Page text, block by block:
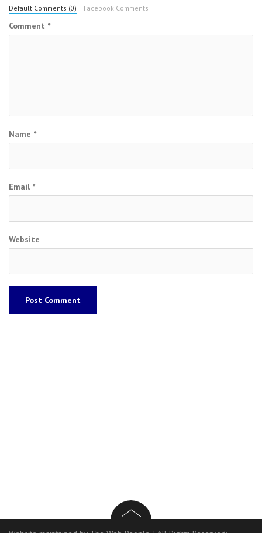
Default Comments (0) Facebook Comments
Comment *
Name *
Email *
Website